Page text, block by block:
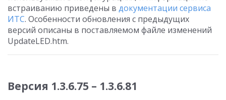
встраиванию приведены в документации сервиса
ИТС. Особенности обновления с предыдущих
версий описаны в поставляемом файле изменений
UpdateLED.htm.
Версия 1.3.6.75 – 1.3.6.81